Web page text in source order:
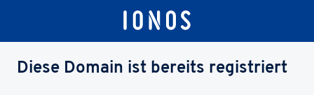
Diese Domain ist bereits registriert